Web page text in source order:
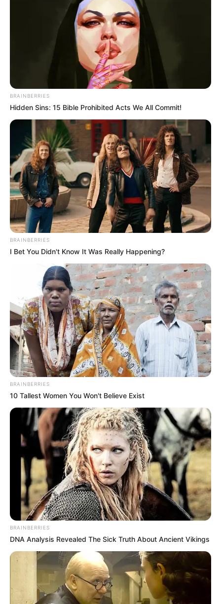
BRAINBERRIES
Hidden Sins: 15 Bible Prohibited Acts We All Commit!
BRAINBERRIES
I Bet You Didn't Know It Was Really Happening?
BRAINBERRIES
10 Tallest Women You Won't Believe Exist
BRAINBERRIES
DNA Analysis Revealed The Sick Truth About Ancient Vikings